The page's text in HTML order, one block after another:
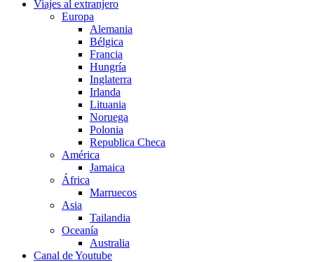
Viajes al extranjero
Europa
Alemania
Bélgica
Francia
Hungría
Inglaterra
Irlanda
Lituania
Noruega
Polonia
Republica Checa
América
Jamaica
África
Marruecos
Asia
Tailandia
Oceanía
Australia
Canal de Youtube